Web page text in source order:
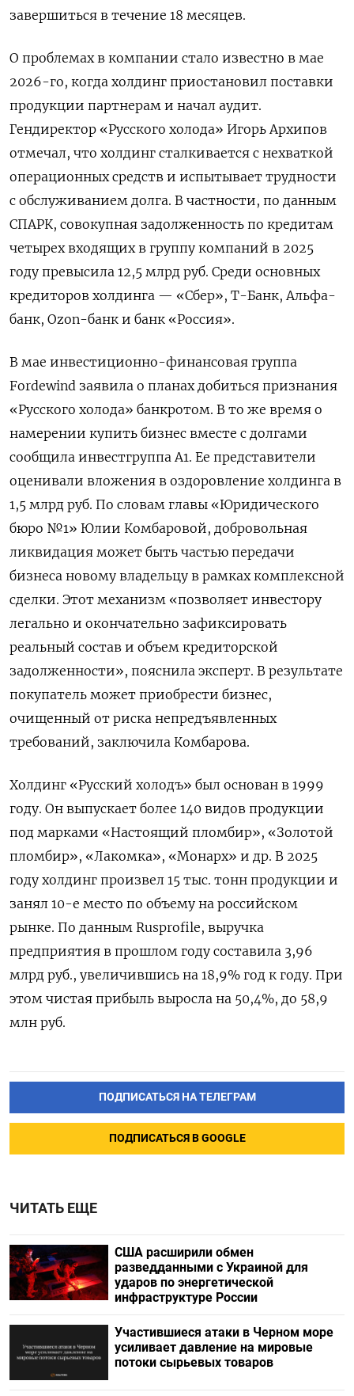
завершиться в течение 18 месяцев.
О проблемах в компании стало известно в мае
2026-го, когда холдинг приостановил поставки
продукции партнерам и начал аудит.
Гендиректор «Русского холода» Игорь Архипов
отмечал, что холдинг сталкивается с нехваткой
операционных средств и испытывает трудности
с обслуживанием долга. В частности, по данным
СПАРК, совокупная задолженность по кредитам
четырех входящих в группу компаний в 2025
году превысила 12,5 млрд руб. Среди основных
кредиторов холдинга — «Сбер», Т-Банк, Альфа-
банк, Ozon-банк и банк «Россия».
В мае инвестиционно-финансовая группа
Fordewind заявила о планах добиться признания
«Русского холода» банкротом. В то же время о
намерении купить бизнес вместе с долгами
сообщила инвестгруппа А1. Ее представители
оценивали вложения в оздоровление холдинга в
1,5 млрд руб. По словам главы «Юридического
бюро №1» Юлии Комбаровой, добровольная
ликвидация может быть частью передачи
бизнеса новому владельцу в рамках комплексной
сделки. Этот механизм «позволяет инвестору
легально и окончательно зафиксировать
реальный состав и объем кредиторской
задолженности», пояснила эксперт. В результате
покупатель может приобрести бизнес,
очищенный от риска непредъявленных
требований, заключила Комбарова.
Холдинг «Русский холодъ» был основан в 1999
году. Он выпускает более 140 видов продукции
под марками «Настоящий пломбир», «Золотой
пломбир», «Лакомка», «Монарх» и др. В 2025
году холдинг произвел 15 тыс. тонн продукции и
занял 10-е место по объему на российском
рынке. По данным Rusprofile, выручка
предприятия в прошлом году составила 3,96
млрд руб., увеличившись на 18,9% год к году. При
этом чистая прибыль выросла на 50,4%, до 58,9
млн руб.
ПОДПИСАТЬСЯ НА ТЕЛЕГРАМ
ПОДПИСАТЬСЯ В GOOGLE
ЧИТАТЬ ЕЩЕ
США расширили обмен
разведданными с Украиной для
ударов по энергетической
инфраструктуре России
Участившиеся атаки в Черном море
усиливает давление на мировые
потоки сырьевых товаров